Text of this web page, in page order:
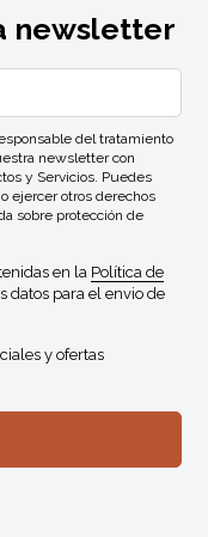
newsletter
del tratamiento
newsletter con
y Servicios. Puedes
ejercer otros derechos
sobre protección de
en la Política de
datos para el envio de
y ofertas